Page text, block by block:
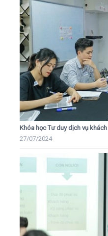
Khóa học Tư duy dịch vụ
27/07/2024